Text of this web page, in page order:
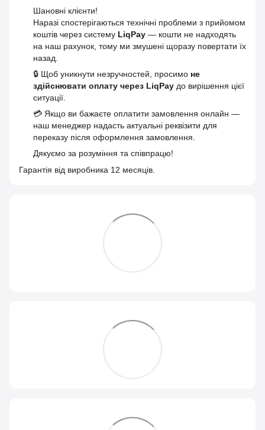
Шановні клієнти!
Наразі спостерігаються технічні проблеми з прийомом
коштів через систему LiqPay — кошти не надходять
на наш рахунок, тому ми змушені щоразу повертати їх
назад.
🔒 Щоб уникнути незручностей, просимо не
здійснювати оплату через LiqPay до вирішення цієї
ситуації.
💳 Якщо ви бажаєте оплатити замовлення онлайн —
наш менеджер надасть актуальні реквізити для
переказу після оформлення замовлення.
Дякуємо за розуміння та співпрацю!
Гарантія від виробника 12 месяців.